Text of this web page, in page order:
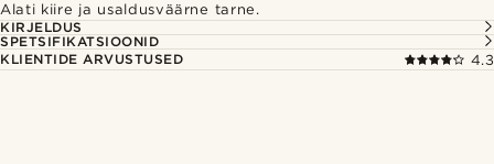
Alati kiire ja usaldusväärne tarne.
KIRJELDUS
SPETSIFIKATSIOONID
KLIENTIDE ARVUSTUSED
4.3